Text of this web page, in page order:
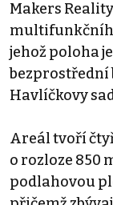
Makers
jehož poloha
bezprostřední
Havlíčkovy
Areál tvoří
o rozloze 850
podlahovou